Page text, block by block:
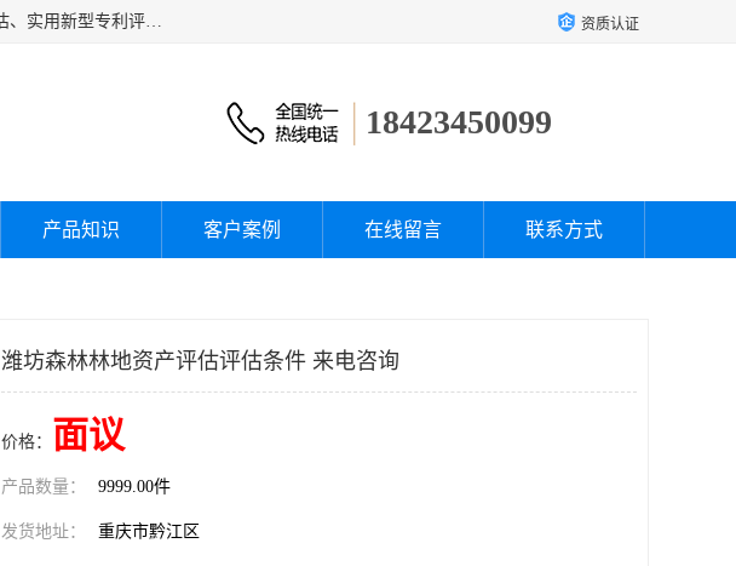
海润资产评估公司从事厂房拆迁评估、厂房资产评估、无形资产评估、房屋资产评估、企业停产停业损失评估、实用新型专利评估、果园资产评估、盆景价值评估、鱼塘资产评估等资产评估；从成立至今我司已经服务了全国几千家公司企业和事业单位，我们有着丰富的房屋、厂房、园林、企业拆迁等评估经验。 资质认证
18423450099
产品知识 客户案例 在线留言 联系方式
潍坊森林林地资产评估评估条件 来电咨询
价格： 面议
产品数量： 9999.00件
发货地址： 重庆市黔江区